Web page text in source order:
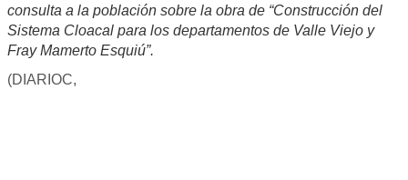
consulta a la población sobre la obra de “Construcción del
Sistema Cloacal para los departamentos de Valle Viejo y
Fray Mamerto Esquiú”.
(DIARIOC,